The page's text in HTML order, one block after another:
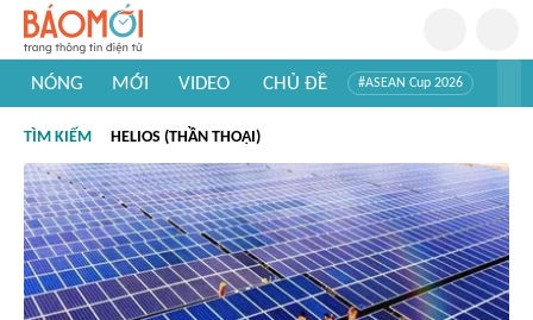
NÓNG MỚI VIDEO CHỦ ĐỀ #ASEAN Cup 2026
#Khám phá thế giới
TÌM KIẾM HELIOS (THẦN THOẠI)